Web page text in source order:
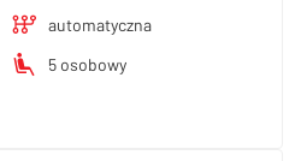
automatyczna
5 osobowy